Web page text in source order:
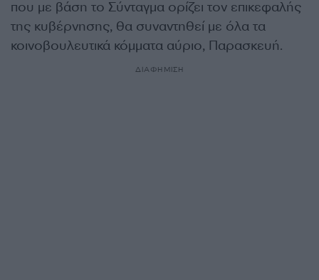
που με βάση το Σύνταγμα ορίζει τον επικεφαλής
της κυβέρνησης, θα συναντηθεί με όλα τα
κοινοβουλευτικά κόμματα αύριο, Παρασκευή.
ΔΙΑΦΗΜΙΣΗ